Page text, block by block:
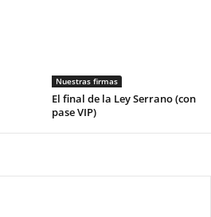
Nuestras firmas
El final de la Ley Serrano (con
pase VIP)